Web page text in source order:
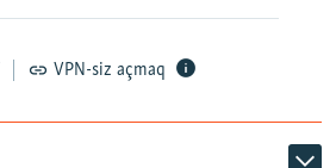
VPN-siz açmaq